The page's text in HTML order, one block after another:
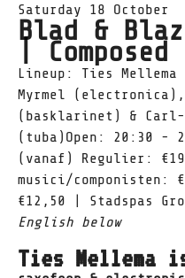
Saturday 18 October
Blad &
|
Lineup: Ties Mellema
Myrmel (electronica),
(basklarinet) & Carl-
(tuba)Open: 20:30 -
(vanaf) Regulier:
musici/componisten:
€12,50 | Stadspas
English below
Ties Mellema